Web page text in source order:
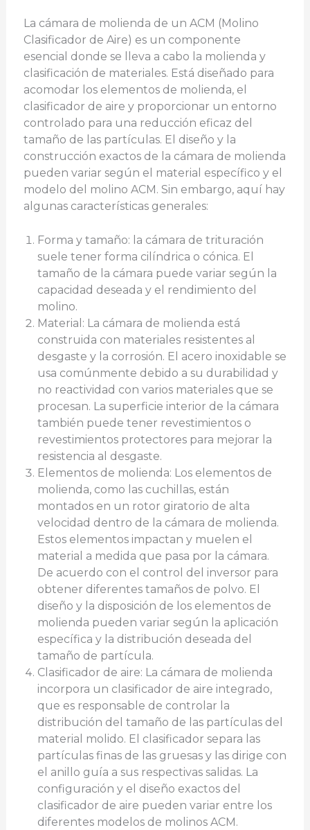
La cámara de molienda de un ACM (Molino
Clasificador de Aire) es un componente
esencial donde se lleva a cabo la molienda y
clasificación de materiales. Está diseñado para
acomodar los elementos de molienda, el
clasificador de aire y proporcionar un entorno
controlado para una reducción eficaz del
tamaño de las partículas. El diseño y la
construcción exactos de la cámara de molienda
pueden variar según el material específico y el
modelo del molino ACM. Sin embargo, aquí hay
algunas características generales:
Forma y tamaño: la cámara de trituración
suele tener forma cilíndrica o cónica. El
tamaño de la cámara puede variar según la
capacidad deseada y el rendimiento del
molino.
Material: La cámara de molienda está
construida con materiales resistentes al
desgaste y la corrosión. El acero inoxidable se
usa comúnmente debido a su durabilidad y
no reactividad con varios materiales que se
procesan. La superficie interior de la cámara
también puede tener revestimientos o
revestimientos protectores para mejorar la
resistencia al desgaste.
Elementos de molienda: Los elementos de
molienda, como las cuchillas, están
montados en un rotor giratorio de alta
velocidad dentro de la cámara de molienda.
Estos elementos impactan y muelen el
material a medida que pasa por la cámara.
De acuerdo con el control del inversor para
obtener diferentes tamaños de polvo. El
diseño y la disposición de los elementos de
molienda pueden variar según la aplicación
específica y la distribución deseada del
tamaño de partícula.
Clasificador de aire: La cámara de molienda
incorpora un clasificador de aire integrado,
que es responsable de controlar la
distribución del tamaño de las partículas del
material molido. El clasificador separa las
partículas finas de las gruesas y las dirige con
el anillo guía a sus respectivas salidas. La
configuración y el diseño exactos del
clasificador de aire pueden variar entre los
diferentes modelos de molinos ACM.